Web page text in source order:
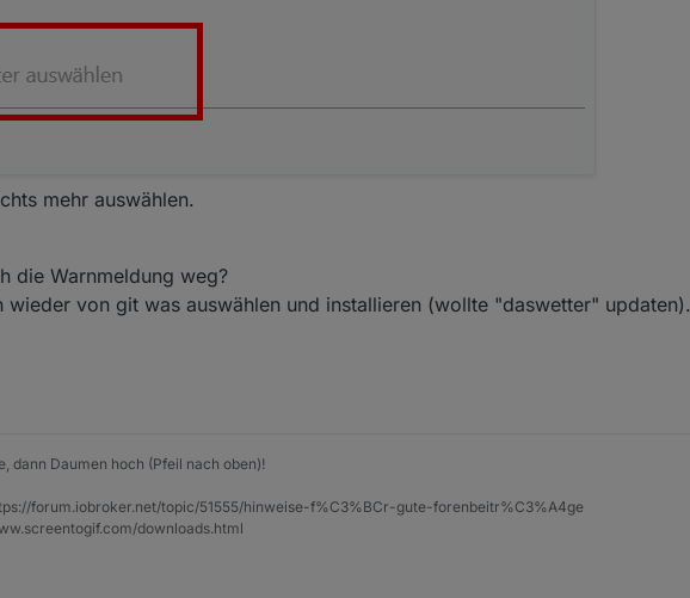
mehr auswählen.
die Warnmeldung weg?
wieder von git was auswählen und installieren (wollte "daswetter" updaten).
dann Daumen hoch (Pfeil nach oben)!
forum.iobroker.net/topic/51555/hinweise-f%C3%BCr-gute-forenbeitr%C3%A4ge
downloads.html